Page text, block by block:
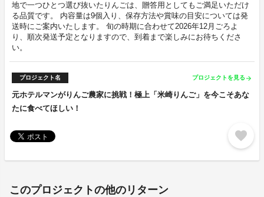
地で一つひとつ選び抜いたりんごは、贈答用としてもご満足いただけ
る品質です。 内容量は9個入り、保存方法や賞味の目安については発
送時にご案内いたします。 旬の時期に合わせて2026年12月ごろよ
り、順次発送予定となりますので、到着まで楽しみにお待ちくださ
い。
プロジェクト名 プロジェクトを見る arrow_forward
元ホテルマンがりんご農家に挑戦！極上「米崎りんご」を今こそあな
たに食べてほしい！
favorite
このプロジェクトの他のリターン